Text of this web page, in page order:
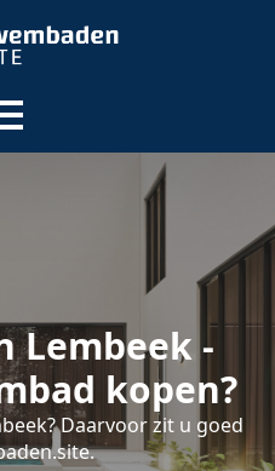
Lembeek -
kopen?
Daarvoor zit u goed